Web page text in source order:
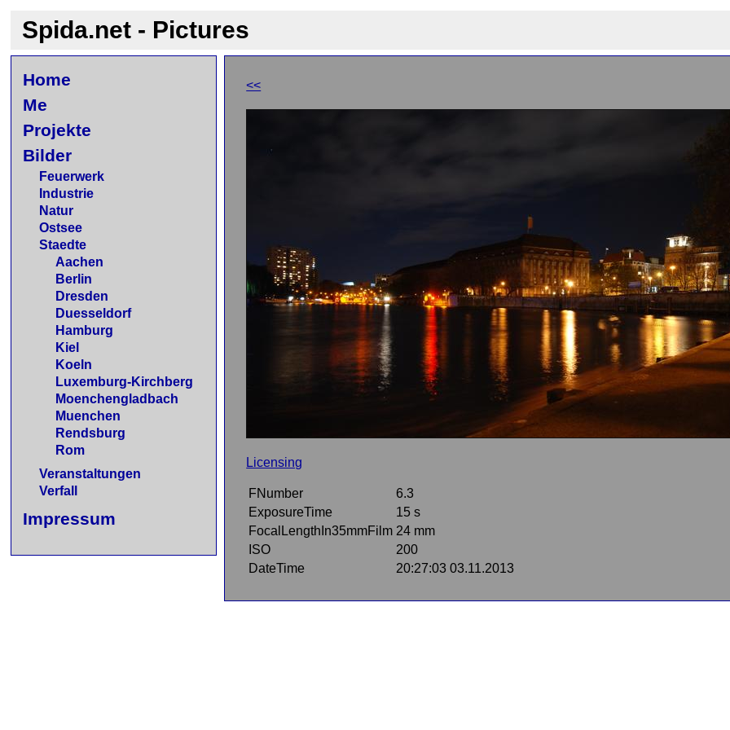
Spida.net - Pictures
Home
Me
Projekte
Bilder
Feuerwerk
Industrie
Natur
Ostsee
Staedte
Aachen
Berlin
Dresden
Duesseldorf
Hamburg
Kiel
Koeln
Luxemburg-Kirchberg
Moenchengladbach
Muenchen
Rendsburg
Rom
Veranstaltungen
Verfall
Impressum
<<
Licensing
FNumber
6.3
ExposureTime
15 s
FocalLengthIn35mmFilm 24 mm
ISO
200
DateTime
20:27:03 03.11.2013